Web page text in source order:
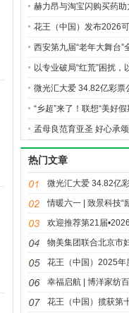
创新构筑长效ESG
赫力昂与淘宝闪购买药
理生态建设，共筑无痛
花王（中国）发布2026
绿色产品、价值共创与
西安第九届“老年大舞台”
城银发达人齐聚逐梦
以专业破局“红荒”困扰，
之美 花王珂润“珂学守护
油敏肌修护新品亮相
微光汇大爱 34.82亿彩票
强国建设
“乡超”来了！联想“美好
进行中
孟母良范育亚圣 好心承
热门文章
微光汇大爱 34.82亿
体育强国建设
情暖六一 | 致景科技“
童年微光
欢迎推荐第21届
物美集团联合北京市
三八妇女节公益活动“
花王（中国）2025年
路：荣光与温度同行
幸福启航 | 博洋家纺
站项目正式启动
花王（中国）揽获第